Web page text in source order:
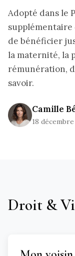
Adopté dans le
supplémentaire
de bénéficier
la maternité, la
rémunération,
savoir.
Camille
18
Droit &